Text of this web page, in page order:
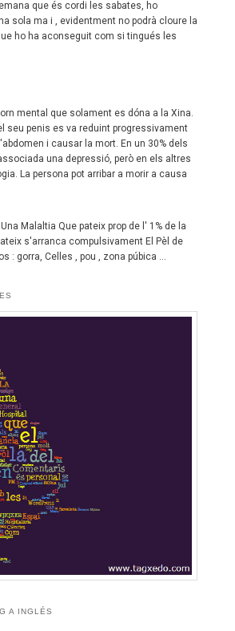
que és cordi les sabates, ho
sola ma i , evidentment no podrà cloure la
ho ha aconseguit com si tingués les
mental que solament es dóna a la Xina.
seu penis es va reduint progressivament
i causar la mort. En un 30% dels
una depressió, però en els altres
La persona pot arribar a morir a causa
Malaltia Que pateix prop de l' 1% de la
s'arranca compulsivament El Pèl de
: gorra, Celles , pou , zona púbica ...
A INGLÉS